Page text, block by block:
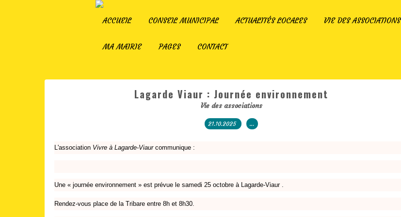
ACCUEIL CONSEIL MUNICIPAL ACTUALITÉS LOCALES VIE DES ASSOCIATIONS
MA MAIRIE PAGES CONTACT
Lagarde Viaur : Journée environnement
Vie des associations
21.10.2025 …
L'association Vivre à Lagarde-Viaur communique :
Une « journée environnement » est prévue le samedi 25 octobre à Lagarde-Viaur .
Rendez-vous place de la Tribare entre 8h et 8h30.